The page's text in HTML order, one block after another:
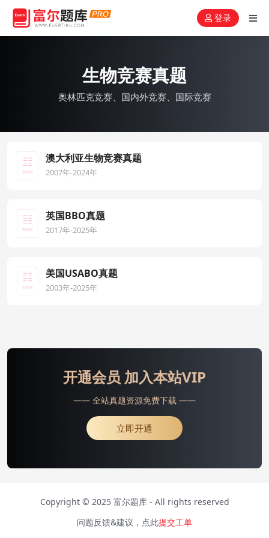
登录
生物竞赛真题
奥林匹克竞赛、国内外竞赛、国际竞赛
澳大利亚生物竞赛真题
2007年-2024年
英国BBO真题
2017年-2025年
美国USABO真题
2003年-2025年
开通会员 加入本站VIP
—— 全站真题资源免费下载 ——
立即开通
Copyright © 2025 富尔题库- All rights reserved
问题反馈&建议，点此提交工单